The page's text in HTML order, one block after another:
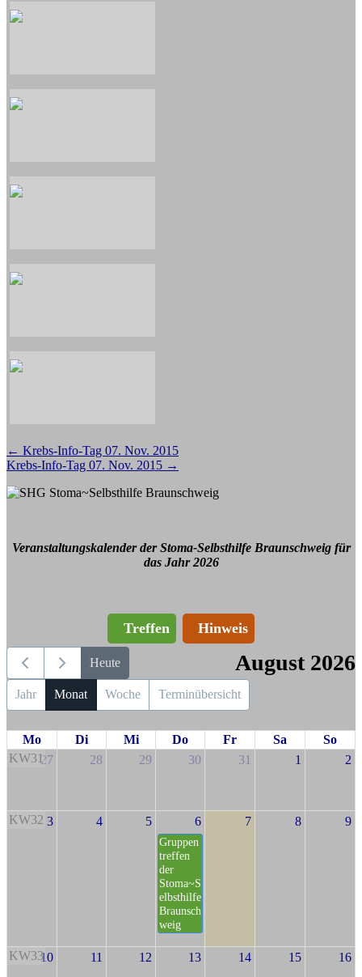
Beitragsnavigation
← Krebs-Info-Tag 07. Nov. 2015
Krebs-Info-Tag 07. Nov. 2015 →
Veranstaltungskalender der Stoma-Selbsthilfe Braunschweig für
das Jahr 2026
Treffen Hinweis
Heute August 2026
Jahr Monat Woche Terminübersicht
Mo Di Mi Do Fr Sa
So
KW3127 28 29 30 31 1 2
KW32 3 4 5 6
Gruppen
treffen
der
Stoma~S
elbsthilfe
Braunsch
weig
7 8 9
KW3310 11 12 13 14 15 16